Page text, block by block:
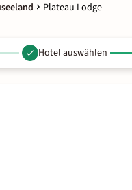
Plateau Lodge
Hotel auswählen